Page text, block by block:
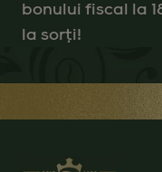
bonului fiscal la
la sorți!